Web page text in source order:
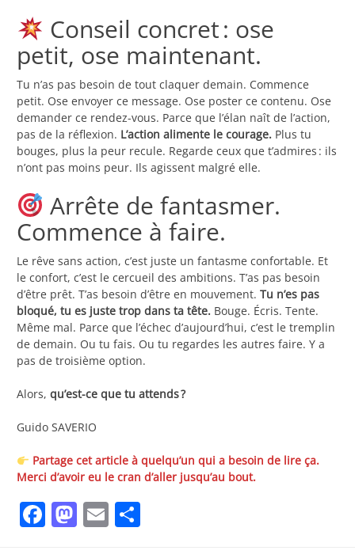
Conseil concret : ose
petit, ose maintenant.
Tu n’as pas besoin de tout claquer demain. Commence
petit. Ose envoyer ce message. Ose poster ce contenu. Ose
demander ce rendez-vous. Parce que l’élan naît de l’action,
pas de la réflexion. L’action alimente le courage. Plus tu
bouges, plus la peur recule. Regarde ceux que t’admires : ils
n’ont pas moins peur. Ils agissent malgré elle.
Arrête de fantasmer.
Commence à faire.
Le rêve sans action, c’est juste un fantasme confortable. Et
le confort, c’est le cercueil des ambitions. T’as pas besoin
d’être prêt. T’as besoin d’être en mouvement. Tu n’es pas
bloqué, tu es juste trop dans ta tête. Bouge. Écris. Tente.
Même mal. Parce que l’échec d’aujourd’hui, c’est le tremplin
de demain. Ou tu fais. Ou tu regardes les autres faire. Y a
pas de troisième option.
Alors, qu’est-ce que tu attends ?
Guido SAVERIO
Partage cet article à quelqu’un qui a besoin de lire ça.
Merci d’avoir eu le cran d’aller jusqu’au bout.
Facebook
Mastodon
Email